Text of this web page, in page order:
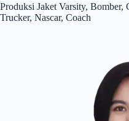
Produksi Jaket Varsity, Bomber,
Trucker, Nascar, Coach